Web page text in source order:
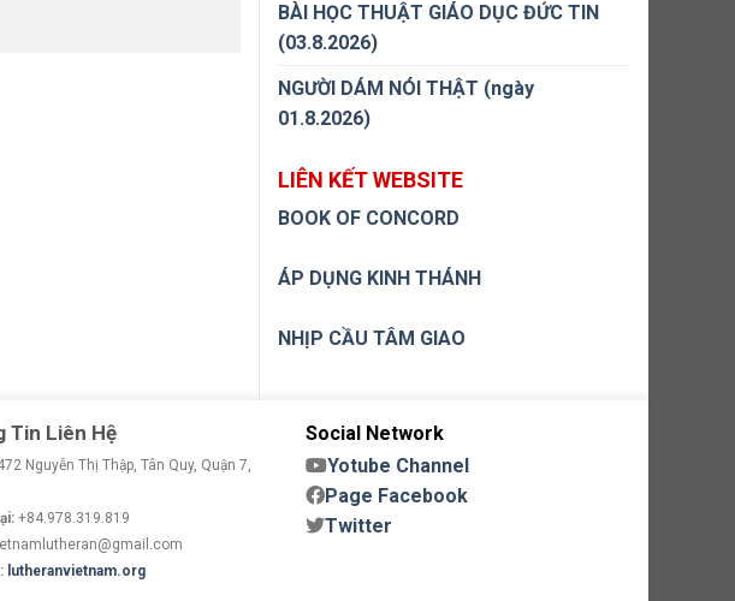
BÀI HỌC THUẬT GIÁO DỤC ĐỨC TIN
(03.8.2026)
NGƯỜI DÁM NÓI THẬT (ngày
01.8.2026)
LIÊN KẾT WEBSITE
BOOK OF CONCORD
ÁP DỤNG KINH THÁNH
NHỊP CẦU TÂM GIAO
Tin Liên Hệ
Nguyễn Thị Thập, Tân Quy, Quận 7,
+84.978.319.819
lutheranvietnam.org
Social Network
Yotube Channel
Page Facebook
Twitter